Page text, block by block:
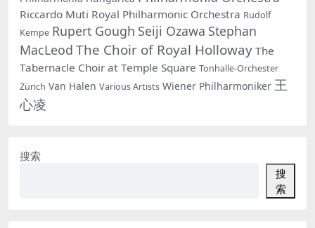
Riccardo Muti Royal Philharmonic Orchestra Rudolf
Kempe Rupert Gough Seiji Ozawa Stephan
MacLeod The Choir of Royal Holloway The
Tabernacle Choir at Temple Square Tonhalle-Orchester
Zürich Van Halen Various Artists Wiener Philharmoniker 王
心凌
搜索
搜
索